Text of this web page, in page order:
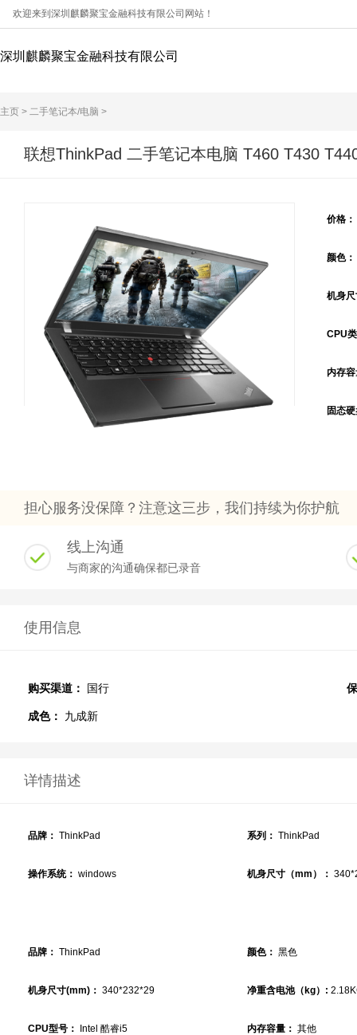
欢迎来到深圳麒麟聚宝金融科技有限公司网站！
深圳麒麟聚宝金融科技有限公司
主页 > 二手笔记本/电脑 >
联想ThinkPad 二手笔记本电脑 T460 T430
价格：
颜色：
机身
CPU
内存
固态
担心服务没保障？注意这三步，我们持续为你护航
线上沟通
与商家的沟通确保都已录音
使用信息
购买渠道： 国行
成色： 九成新
详情描述
品牌： ThinkPad 系列： ThinkPad
操作系统： windows 机身尺寸（mm）：
品牌： ThinkPad 颜色： 黑色
机身尺寸(mm)： 340*232*29 净重含电池（kg）:
CPU型号： Intel 酷睿i5 内存容量： 其他